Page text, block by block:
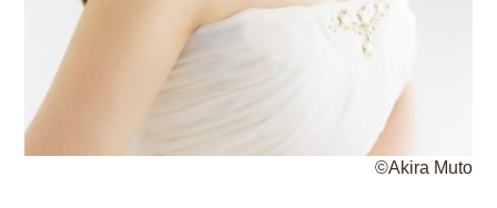
©Akira Muto